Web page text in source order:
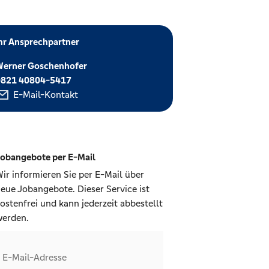
Ansprechpartner
Goschenhofer
40804-5417
E-Mail-Kontakt
per E-Mail
informieren Sie per E-Mail über
Jobangebote. Dieser Service ist
und kann jederzeit abbestellt